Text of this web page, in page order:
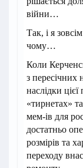
війни…
Так, і я
чому…
Коли
з
наслідки
«тирнетах»
мем-ів для
достатньо
розмірів та
переходу